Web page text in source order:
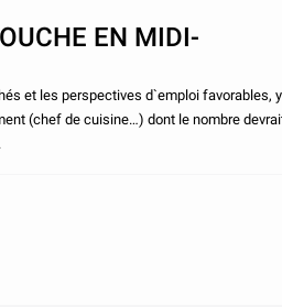
EN MIDI-
et les perspectives d`emploi favorables, y
(chef de cuisine…) dont le nombre